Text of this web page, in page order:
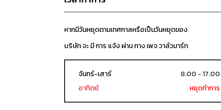
หากมีวันหยุดตามเทศกาลหรือเป็นวันหยุดของ
บริษัท จะ มี การ แจ้ง ผ่าน ทาง เพจ วาล์วมาร์ท
จันทร์-เสาร์
8.00 - 17.00
อาทิตย์
หยุดทำการ